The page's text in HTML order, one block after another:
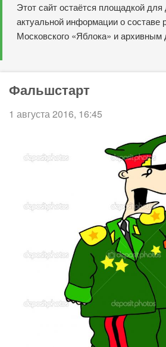
Этот сайт остаётся площадкой для
актуальной информации о составе
Московского «Яблока» и архивным
Фальшстарт
1 августа 2016, 16:45